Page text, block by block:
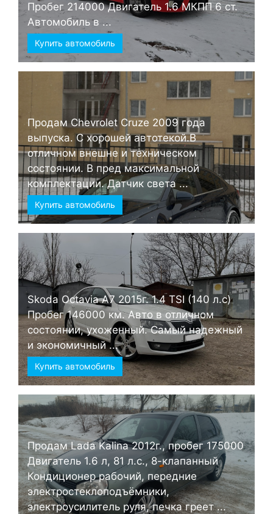
Пробег 214000 Двигатель 1.6 МКПП 6 ст.
Автомобиль в ...
Купить автомобиль
Продам Chevrolet Cruze 2009 года
выпуска. С хорошей автотекой.В
отличном внешне и техническом
состоянии. В пред максимальной
комплектации. Датчик света ...
Купить автомобиль
Skoda Octavia А7 2015г. 1.4 TSI (140 л.с)
Пробег 146000 км. Авто в отличном
состоянии, ухоженный. Самый надежный
и экономичный ...
Купить автомобиль
Продам Lada Kalina 2012г., пробег 175000
Двигатель 1.6 л, 81 л.с., 8-клапанный
Кондиционер рабочий, передние
электростеклоподъёмники,
электроусилитель руля, печка греет ...